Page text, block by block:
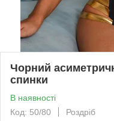
Чорний
спинки
В наявності
Код: 50/80
Роздріб